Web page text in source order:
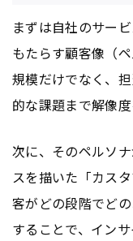
まずは自社のサー
もたらす顧客像（
規模だけでなく、
的な課題まで解像
次に、そのペルソ
スを描いた「カス
客がどの段階でど
することで、イン